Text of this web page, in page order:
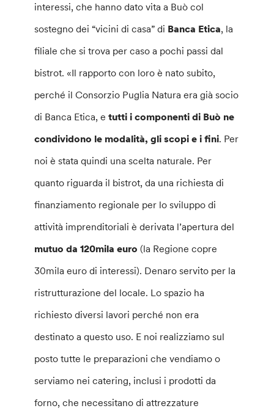
interessi, che hanno dato vita a Buò col
sostegno dei “vicini di casa” di Banca Etica, la
filiale che si trova per caso a pochi passi dal
bistrot. «Il rapporto con loro è nato subito,
perché il Consorzio Puglia Natura era già socio
di Banca Etica, etutti i componenti di Buò ne
condividono le modalità, gli scopi e i fini. Per
noi è stata quindi una scelta naturale. Per
quanto riguarda il bistrot, da una richiesta di
finanziamento regionale per lo sviluppo di
attività imprenditoriali è derivata l’apertura del
mutuo da 120mila euro (la Regione copre
30mila euro di interessi). Denaro servito per la
ristrutturazione del locale. Lo spazio ha
richiesto diversi lavori perché non era
destinato a questo uso. E noi realizziamo sul
posto tutte le preparazioni che vendiamo o
serviamo nei catering, inclusi i prodotti da
forno, che necessitano di attrezzature